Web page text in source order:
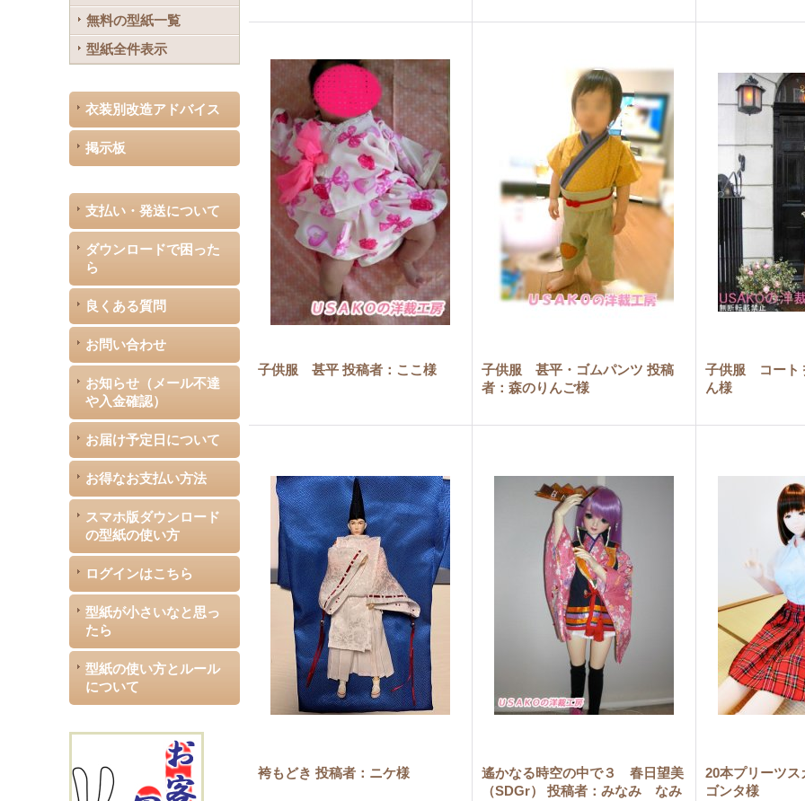
無料の型紙一覧
型紙全件表示
衣装別改造アドバイス
掲示板
支払い・発送について
ダウンロードで困った
ら
良くある質問
お問い合わせ
お知らせ（メール不達
や入金確認）
お届け予定日について
お得なお支払い方法
スマホ版ダウンロード
の型紙の使い方
ログインはこちら
型紙が小さいなと思っ
たら
型紙の使い方とルール
について
子供服 甚平 投稿者：ここ様
子供服 甚平・ゴムパンツ 投稿
者：森のりんご様
子供服 コート
ん様
袴もどき 投稿者：ニケ様
遙かなる時空の中で３ 春日望美
（SDGr） 投稿者：みなみ なみ
20本プリーツ
ゴンタ様